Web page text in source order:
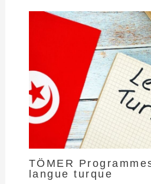
TÖMER
langue turque